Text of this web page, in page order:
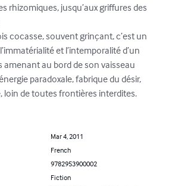
rhizomiques, jusqu’aux griffures des
cocasse, souvent grinçant, c’est un
et l’intemporalité d’un
amenant au bord de son vaisseau
paradoxale, fabrique du désir,
loin de toutes frontières interdites.
Mar 4, 2011
French
9782953900002
Fiction